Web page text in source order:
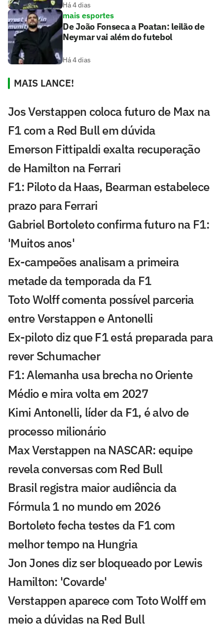
Há 4 dias
mais esportes
De João Fonseca a Poatan: leilão de
Neymar vai além do futebol
Há 4 dias
MAIS LANCE!
Jos Verstappen coloca futuro de Max na
F1 com a Red Bull em dúvida
Emerson Fittipaldi exalta recuperação
de Hamilton na Ferrari
F1: Piloto da Haas, Bearman estabelece
prazo para Ferrari
Gabriel Bortoleto confirma futuro na F1:
'Muitos anos'
Ex-campeões analisam a primeira
metade da temporada da F1
Toto Wolff comenta possível parceria
entre Verstappen e Antonelli
Ex-piloto diz que F1 está preparada para
rever Schumacher
F1: Alemanha usa brecha no Oriente
Médio e mira volta em 2027
Kimi Antonelli, líder da F1, é alvo de
processo milionário
Max Verstappen na NASCAR: equipe
revela conversas com Red Bull
Brasil registra maior audiência da
Fórmula 1 no mundo em 2026
Bortoleto fecha testes da F1 com
melhor tempo na Hungria
Jon Jones diz ser bloqueado por Lewis
Hamilton: 'Covarde'
Verstappen aparece com Toto Wolff em
meio a dúvidas na Red Bull